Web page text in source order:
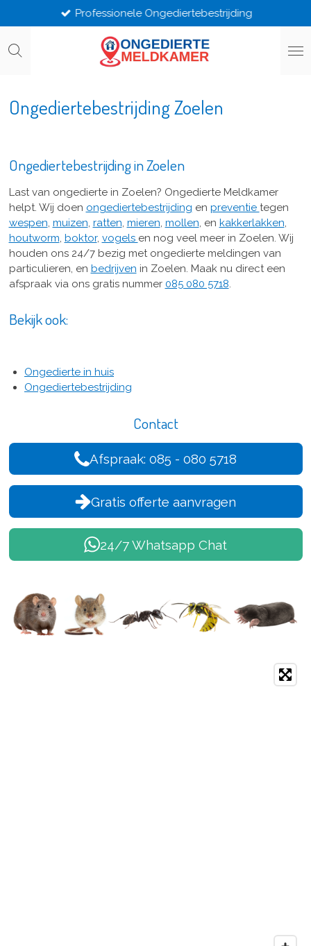
direct
naar
Professionele Ongediertebestrijding
Ongediertebestrijding Zoelen
Ongediertebestrijding in Zoelen
Last van ongedierte in Zoelen? Ongedierte Meldkamer
helpt. Wij doen ongediertebestrijding en preventie tegen
wespen, muizen, ratten, mieren, mollen, en kakkerlakken,
houtworm, boktor, vogels en nog veel meer in Zoelen. Wij
houden ons 24/7 bezig met ongedierte meldingen van
particulieren, en bedrijven in Zoelen. Maak nu direct een
afspraak via ons gratis nummer 085 080 5718.
Bekijk ook:
Ongedierte in huis
Ongediertebestrijding
Contact
Afspraak: 085 - 080 5718
Gratis offerte aanvragen
24/7 Whatsapp Chat